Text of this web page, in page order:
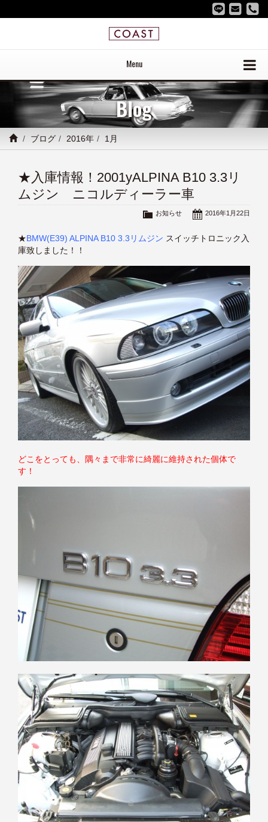
Menu
Blog
ブログ 2016年 1月
★入庫情報！2001yALPINA B10 3.3リ
ムジン ニコルディーラー車
2016年1月22日
お知らせ
★BMW(E39) ALPINA B10 3.3リムジン スイッチトロニック入
庫致しました！！
どこをとっても、隅々まで非常に綺麗に維持された個体で
す！